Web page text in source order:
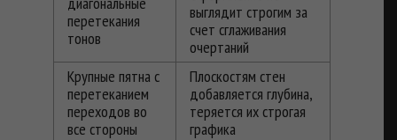
перетекания
тонов
выглядит строгим за
счет сглаживания
очертаний
Крупные пятна с
перетеканием
переходов во
все стороны
Плоскостям стен
добавляется глубина,
теряется их строгая
графика